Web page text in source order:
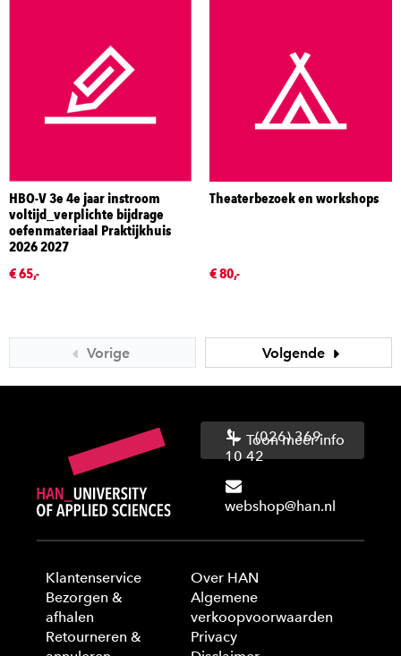
HBO-V 3e 4e jaar instroom
voltijd_verplichte bijdrage
oefenmateriaal Praktijkhuis
2026 2027
€ 65,-
Theaterbezoek en workshops
€ 80,-
Vorige Volgende
(026) 369
10 42
webshop@han.nl
Toon meer info
Klantenservice
Bezorgen &
afhalen
Retourneren &
Over HAN
Algemene
verkoopvoorwaarden
Privacy